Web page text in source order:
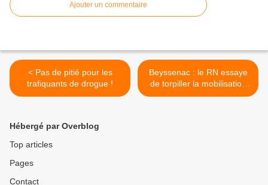
Ajouter un commentaire
< Pas de pitié pour les
trafiquants de drogue !
Beyssenac : le RN essaye
de torpiller la mobilisation
contre l'arrivée de migrants
Hébergé par Overblog
Top articles
Pages
Contact